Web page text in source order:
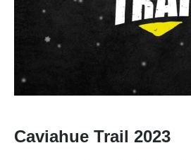
Caviahue Trail 2023